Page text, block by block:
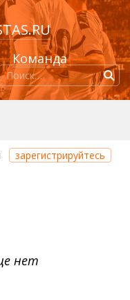
Команда
зарегистрируйтесь
нет